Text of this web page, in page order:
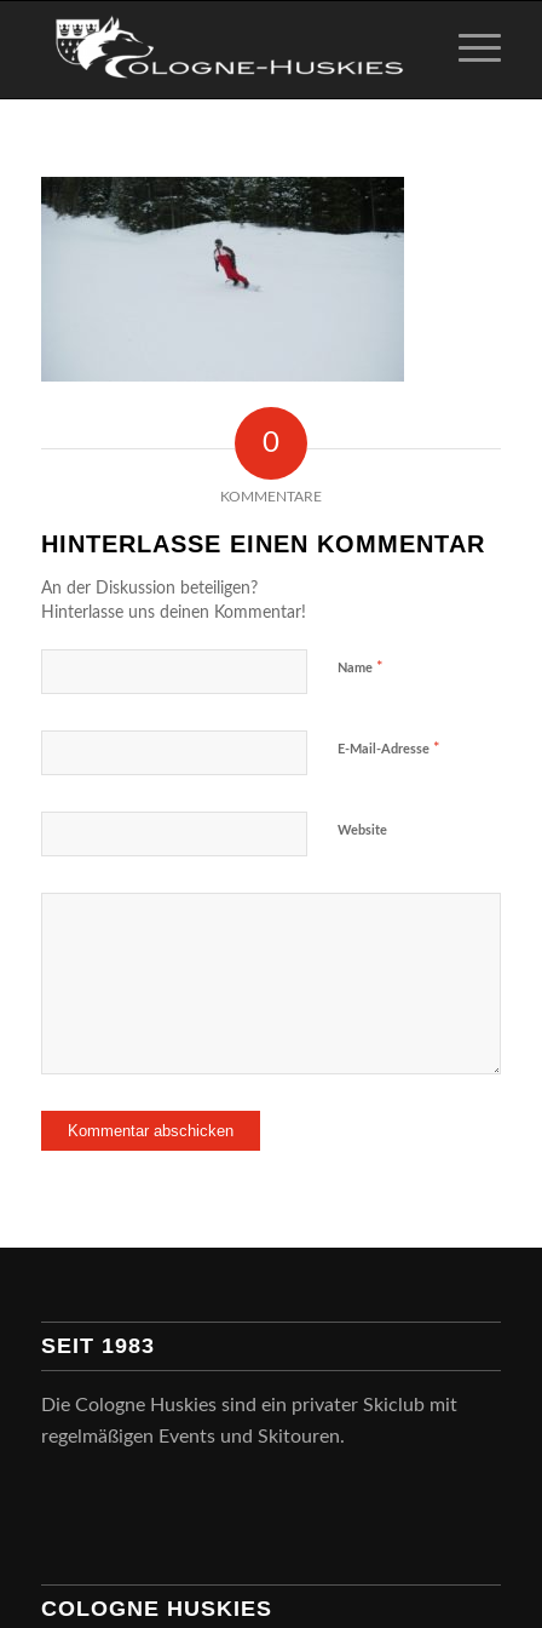
0
KOMMENTARE
HINTERLASSE EINEN KOMMENTAR
An der Diskussion beteiligen?
Hinterlasse uns deinen Kommentar!
Name *
E-Mail-Adresse *
Website
SEIT 1983
Die Cologne Huskies sind ein privater Skiclub mit
regelmäßigen Events und Skitouren.
COLOGNE HUSKIES